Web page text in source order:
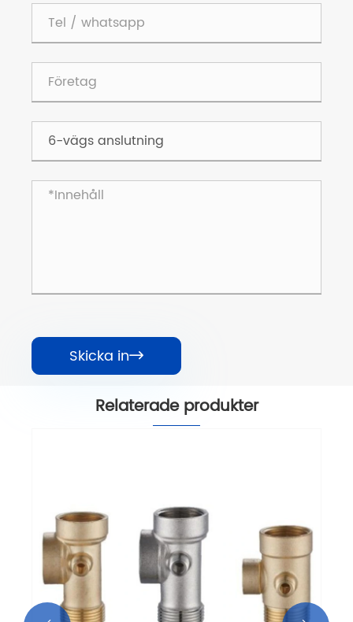
Skicka in
Relaterade produkter